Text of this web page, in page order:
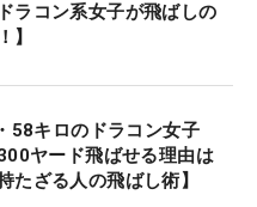
ラコン系女子が飛ばしの
】
58キロのドラコン女子
ヤード飛ばせる理由は
たざる人の飛ばし術】